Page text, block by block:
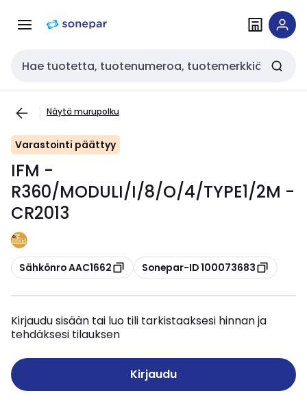
navigointiinsisältöön
Haku
Näytä murupolku
Varastointi päättyy
IFM -
R360/MODULI/I/8/O/4/TYPE1/2M -
CR2013
Kopioi
Sähkönro AAC1662 Kopioi
Sonepar-ID 100073683
Kirjaudu sisään tai luo tili tarkistaaksesi hinnan ja
tehdäksesi tilauksen
Kirjaudu